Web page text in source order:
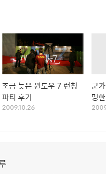
조금 늦은 윈도우 7 런칭
파티 후기
2009.10.26
군
밍